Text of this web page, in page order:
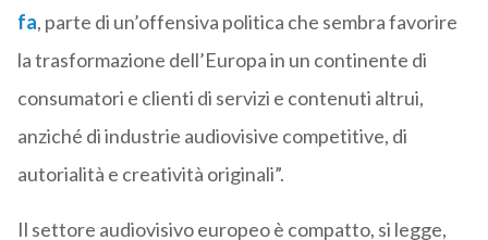
fa, parte di un’offensiva politica che sembra favorire
la trasformazione dell’Europa in un continente di
consumatori e clienti di servizi e contenuti altrui,
anziché di industrie audiovisive competitive, di
autorialità e creatività originali”.
Il settore audiovisivo europeo è compatto, si legge,